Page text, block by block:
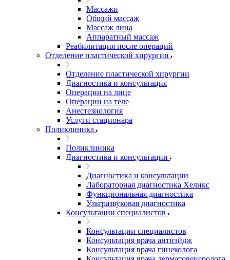
Массажи
Общий массаж
Массаж лица
Аппаратный массаж
Реабилитация после операций
Отделение пластической хирургии
Отделение пластической хирургии
Диагностика и консультация
Операции на лице
Операции на теле
Анестезиология
Услуги стационара
Поликлиника
Поликлиника
Диагностика и консультации
Диагностика и консультации
Лабораторная диагностика Хеликс
Функциональная диагностика
Ультразвуковая диагностика
Консультации специалистов
Консультации специалистов
Консультация врача антиэйдж
Консультация врача гинеколога